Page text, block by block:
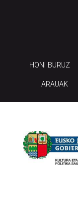
HONI BURUZ
ARAUAK